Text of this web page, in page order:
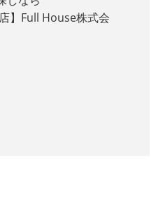
】Full House株式会